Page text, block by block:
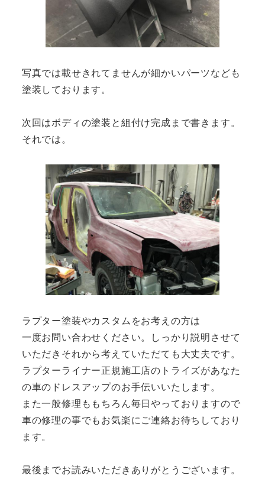
写真では載せきれてませんが細かいパーツなども
塗装しております。
次回はボディの塗装と組付け完成まで書きます。
それでは。
ラプター塗装やカスタムをお考えの方は
一度お問い合わせください。しっかり説明させて
いただきそれから考えていただても大丈夫です。
ラプターライナー正規施工店のトライズがあなた
の車のドレスアップのお手伝いいたします。
また一般修理ももちろん毎日やっておりますので
車の修理の事でもお気楽にご連絡お待ちしており
ます。
最後までお読みいただきありがとうございます。